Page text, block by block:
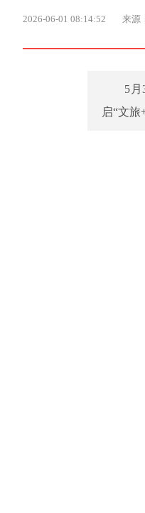
2026-06-01 08:14:52 来源
5
启“文旅